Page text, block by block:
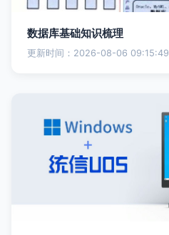
数据库基础知识梳理
更新时间：2026-08-06 09:15:49